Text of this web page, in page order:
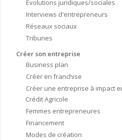
Evolutions juridiques/sociales
Interviews d'entrepreneurs
Réseaux sociaux
Tribunes
Créer son entreprise
Business plan
Créer en franchise
Créer une entreprise à impact
Crédit Agricole
Femmes entrepreneures
Financement
Modes de création